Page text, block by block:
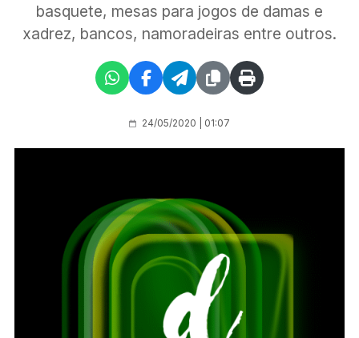
basquete, mesas para jogos de damas e
xadrez, bancos, namoradeiras entre outros.
24/05/2020 | 01:07